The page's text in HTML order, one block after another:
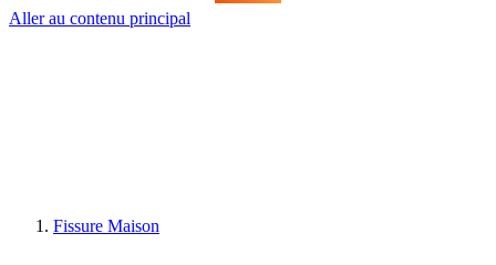
Aller au contenu principal
Fissure Maison